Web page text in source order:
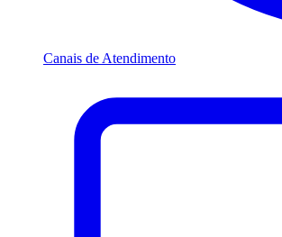
Canais de Atendimento